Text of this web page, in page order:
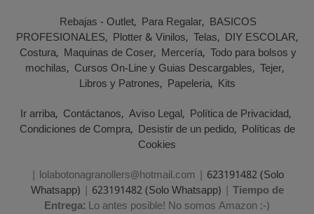
Rebajas - Outlet Para Regalar BASICOS
PROFESIONALES Plotter & Vinilos Telas DIY ESCOLAR
Costura Maquinas de Coser Mercería Todo para bolsos y
mochilas Cursos On-Line y Guias Descargables Tejer
Libros y Patrones Papeleria Kits
Ir arriba Contáctanos Aviso Legal Política de Privacidad
Condiciones de Compra Desistir de un pedido Políticas de
Cookies
| lolabotonagranollers@hotmail.com | 623191482 (Solo
Whatsapp) | 623191482 (Solo Whatsapp) | Tiempo de
Entrega:Lo antes posible! No somos Amazon :-)